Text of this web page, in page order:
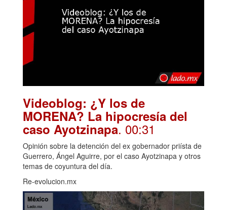
Videoblog: ¿Y los de
MORENA? La hipocresía del
caso Ayotzinapa. 00:31
Opinión sobre la detención del ex gobernador priísta de
Guerrero, Ángel Aguirre, por el caso Ayotzinapa y otros
temas de coyuntura del día.
Re-evolucion.mx